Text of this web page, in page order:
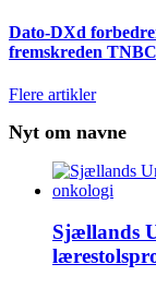
Dato-DXd
fremskreden TNBC
Flere artikler
Nyt om navne
Sjællands